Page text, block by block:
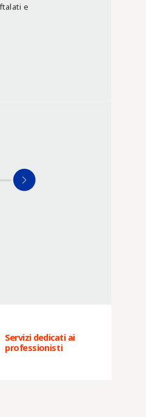
e
Servizi dedicati ai
professionisti